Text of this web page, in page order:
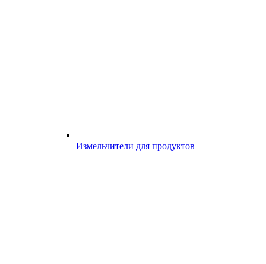
Измельчители для продуктов